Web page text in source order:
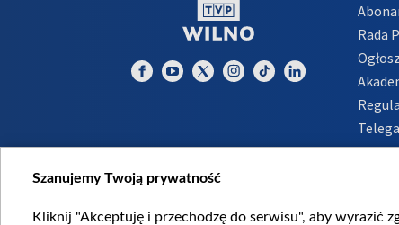
Rada
Szanujemy Twoją prywatność
Kliknij "Akceptuję i przechodzę do serwisu", aby wyrazić